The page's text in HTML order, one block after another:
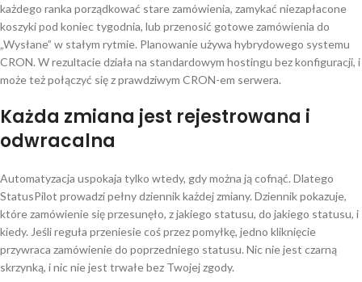
każdego ranka porządkować stare zamówienia, zamykać niezapłacone
koszyki pod koniec tygodnia, lub przenosić gotowe zamówienia do
„Wysłane” w stałym rytmie. Planowanie używa hybrydowego systemu
CRON. W rezultacie działa na standardowym hostingu bez konfiguracji, i
może też połączyć się z prawdziwym CRON-em serwera.
Każda zmiana jest rejestrowana i
odwracalna
Automatyzacja uspokaja tylko wtedy, gdy można ją cofnąć. Dlatego
StatusPilot prowadzi pełny dziennik każdej zmiany. Dziennik pokazuje,
które zamówienie się przesunęło, z jakiego statusu, do jakiego statusu, i
kiedy. Jeśli reguła przeniesie coś przez pomyłkę, jedno kliknięcie
przywraca zamówienie do poprzedniego statusu. Nic nie jest czarną
skrzynką, i nic nie jest trwałe bez Twojej zgody.